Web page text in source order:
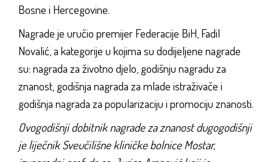
Bosne i Hercegovine.
Nagrade je uručio premijer Federacije BiH, Fadil
Novalić, a kategorije u kojima su dodijeljene nagrade
su: nagrada za životno djelo, godišnju nagradu za
znanost, godišnja nagrada za mlade istraživače i
godišnja nagrada za popularizaciju i promociju znanosti.
Ovogodišnji dobitnik nagrade za znanost dugogodišnji
je liječnik Sveučilišne kliničke bolnice Mostar,